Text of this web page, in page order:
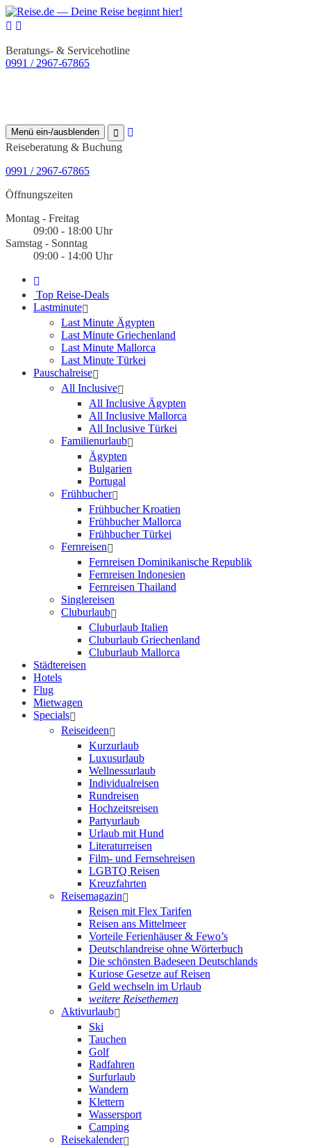
Beratungs- & Servicehotline
0991 / 2967-67865
Menü ein-/ausblenden
Reiseberatung & Buchung
0991 / 2967-67865
Öffnungszeiten
Montag - Freitag
09:00 - 18:00 Uhr
Samstag - Sonntag
09:00 - 14:00 Uhr
Top Reise-Deals
Lastminute
Last Minute Ägypten
Last Minute Griechenland
Last Minute Mallorca
Last Minute Türkei
Pauschalreise
All Inclusive
All Inclusive Ägypten
All Inclusive Mallorca
All Inclusive Türkei
Familienurlaub
Ägypten
Bulgarien
Portugal
Frühbucher
Frühbucher Kroatien
Frühbucher Mallorca
Frühbucher Türkei
Fernreisen
Fernreisen Dominikanische Republik
Fernreisen Indonesien
Fernreisen Thailand
Singlereisen
Cluburlaub
Cluburlaub Italien
Cluburlaub Griechenland
Cluburlaub Mallorca
Städtereisen
Hotels
Flug
Mietwagen
Specials
Reiseideen
Kurzurlaub
Luxusurlaub
Wellnessurlaub
Individualreisen
Rundreisen
Hochzeitsreisen
Partyurlaub
Urlaub mit Hund
Literaturreisen
Film- und Fernsehreisen
LGBTQ Reisen
Kreuzfahrten
Reisemagazin
Reisen mit Flex Tarifen
Reisen ans Mittelmeer
Vorteile Ferienhäuser & Fewo’s
Deutschlandreise ohne Wörterbuch
Die schönsten Badeseen Deutschlands
Kuriose Gesetze auf Reisen
Geld wechseln im Urlaub
weitere Reisethemen
Aktivurlaub
Ski
Tauchen
Golf
Radfahren
Surfurlaub
Wandern
Klettern
Wassersport
Camping
Reisekalender